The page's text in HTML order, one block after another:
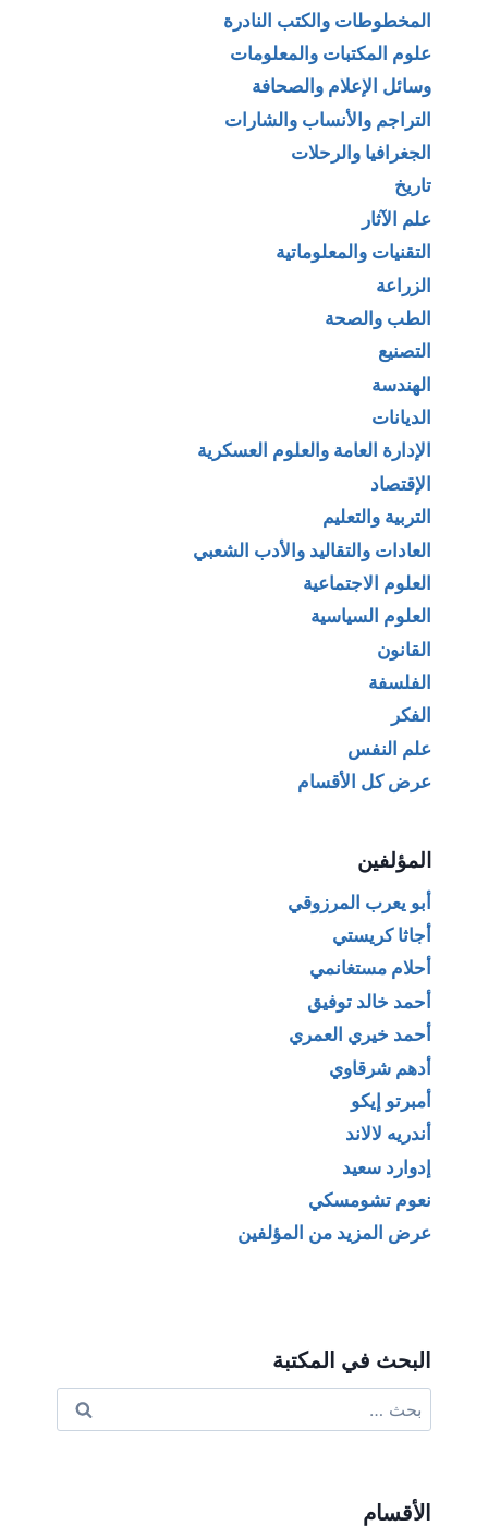
المخطوطات والكتب النادرة
علوم المكتبات والمعلومات
وسائل الإعلام والصحافة
التراجم والأنساب والشارات
الجغرافيا والرحلات
تاريخ
علم الآثار
التقنيات والمعلوماتية
الزراعة
الطب والصحة
التصنيع
الهندسة
الديانات
الإدارة العامة والعلوم العسكرية
الإقتصاد
التربية والتعليم
العادات والتقاليد والأدب الشعبي
العلوم الاجتماعية
العلوم السياسية
القانون
الفلسفة
الفكر
علم النفس
عرض كل الأقسام
المؤلفين
أبو يعرب المرزوقي
أجاثا كريستي
أحلام مستغانمي
أحمد خالد توفيق
أحمد خيري العمري
أدهم شرقاوي
أمبرتو إيكو
أندريه لالاند
إدوارد سعيد
نعوم تشومسكي
عرض المزيد من المؤلفين
البحث في المكتبة
عن:
الأقسام